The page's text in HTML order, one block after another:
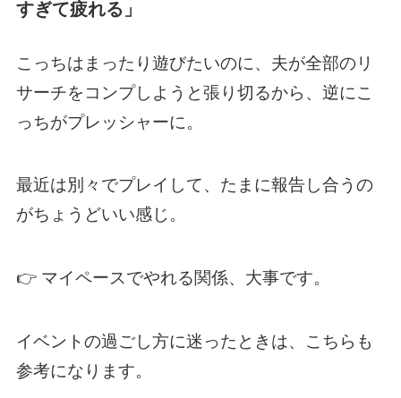
すぎて疲れる」
こっちはまったり遊びたいのに、夫が全部のリ
サーチをコンプしようと張り切るから、逆にこ
っちがプレッシャーに。
最近は別々でプレイして、たまに報告し合うの
がちょうどいい感じ。
👉 マイペースでやれる関係、大事です。
イベントの過ごし方に迷ったときは、こちらも
参考になります。